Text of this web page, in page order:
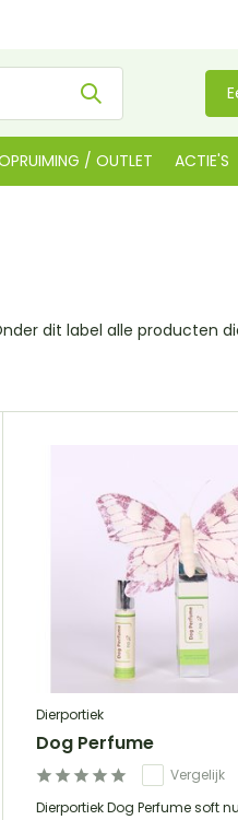
/ OUTLET ACTIE'S
dit label alle producten
Dierportiek
Dog Perfume
Vergelijk
Dierportiek Dog Perfume soft